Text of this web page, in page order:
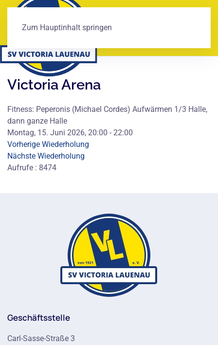
Zum Hauptinhalt springen
Victoria Arena
Fitness: Peperonis (Michael Cordes) Aufwärmen 1/3 Halle,
dann ganze Halle
Montag, 15. Juni 2026, 20:00 - 22:00
Vorherige Wiederholung
Nächste Wiederholung
Aufrufe : 8474
Geschäftsstelle
Carl-Sasse-Straße 3